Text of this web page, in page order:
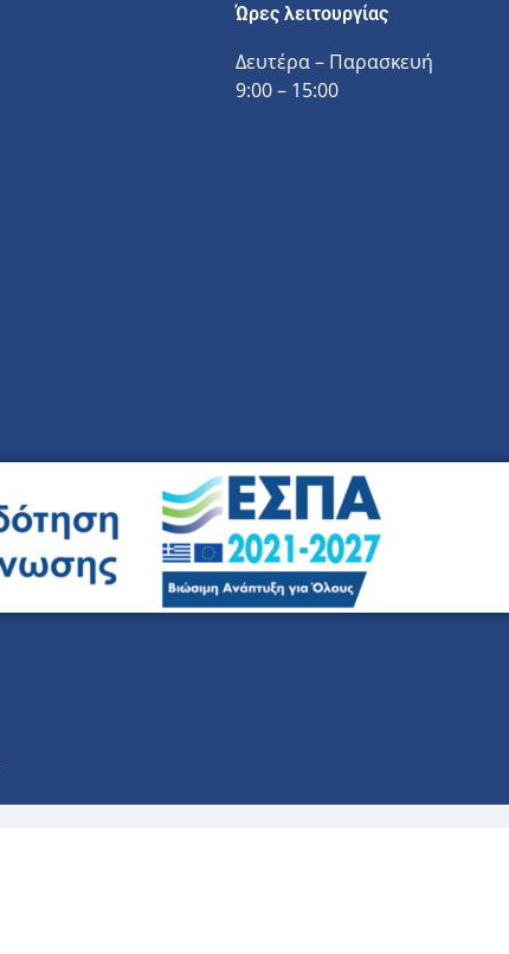
Ώρες λειτουργίας
Δευτέρα – Παρασκευή
9:00 – 15:00